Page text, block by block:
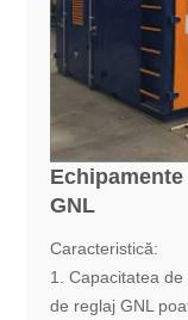
GNL
Caracteristică:
1. Capacitatea
de reglaj GNL